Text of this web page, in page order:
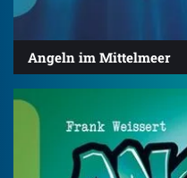
Angeln im Mittelmeer